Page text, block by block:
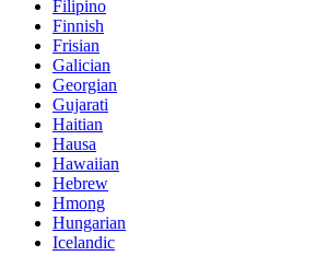
Filipino
Finnish
Frisian
Galician
Georgian
Gujarati
Haitian
Hausa
Hawaiian
Hebrew
Hmong
Hungarian
Icelandic